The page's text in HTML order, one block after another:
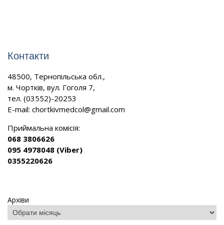
Контакти
48500, Тернопільська обл.,
м. Чортків, вул. Гоголя 7,
тел. (03552)-20253
E-mail: chortkivmedcol@gmail.com
Приймальна комісія:
068 3806626
095 4978048 (Viber)
0355220626
Архіви